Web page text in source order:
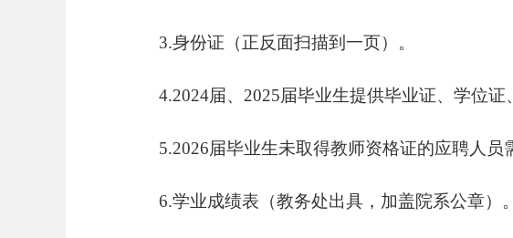
3.身份证（正反面扫描到一页）。
4.2024届、2025届毕业生提供毕业证、学位
5.2026届毕业生未取得教师资格证的应聘人员
6.学业成绩表（教务处出具，加盖院系公章）。